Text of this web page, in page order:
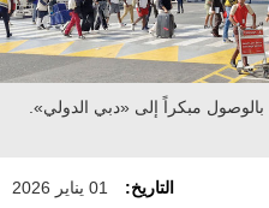
مبكراً إلى «دبي الدولي».
التاريخ: 01 يناير 2026